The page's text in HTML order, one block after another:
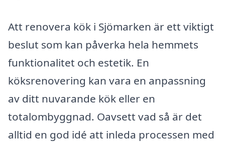
Att renovera kök i Sjömarken är ett viktigt
beslut som kan påverka hela hemmets
funktionalitet och estetik. En
köksrenovering kan vara en anpassning
av ditt nuvarande kök eller en
totalombyggnad. Oavsett vad så är det
alltid en god idé att inleda processen med